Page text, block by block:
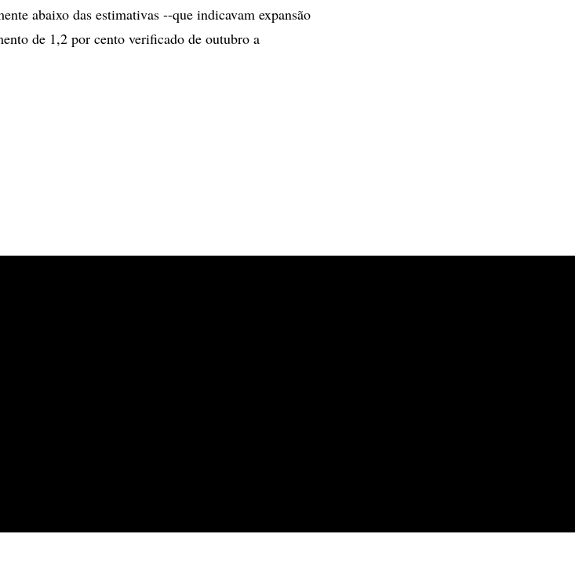
abaixo das estimativas --que indicavam expansão
de 1,2 por cento verificado de outubro a